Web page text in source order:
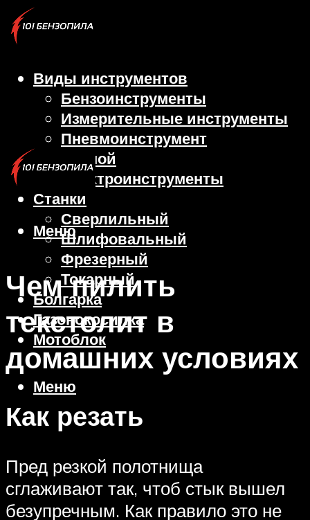
Виды инструментов
Бензоинструменты
Измерительные инструменты
Пневмоинструмент
Ручной
Электроинструменты
Станки
Сверлильный
Шлифовальный
Фрезерный
Токарный
Болгарка
Газонокосилка
Мотоблок
Меню
Меню
Чем пилить
текстолит в
домашних условиях
Как резать
Пред резкой полотнища
сглаживают так, чтоб стык вышел
безупречным. Как правило это не